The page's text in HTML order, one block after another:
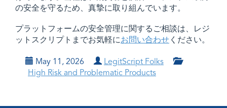
の安全を守るため、真摯に取り組んでいます。
プラットフォームの安全管理に関するご相談は、レジ
ットスクリプトまでお気軽にお問い合わせ ください。
May 11, 2026
LegitScript Folks
High Risk and Problematic Products